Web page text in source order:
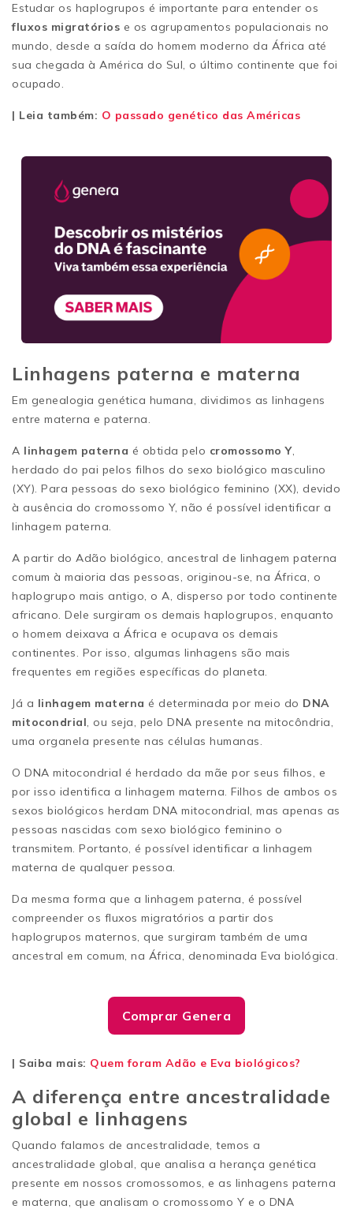
Estudar os haplogrupos é importante para entender os
fluxos migratórios e os agrupamentos populacionais no
mundo, desde a saída do homem moderno da África até
sua chegada à América do Sul, o último continente que foi
ocupado.
| Leia também: O passado genético das Américas
Linhagens paterna e materna
Em genealogia genética humana, dividimos as linhagens
entre materna e paterna.
A linhagem paterna é obtida pelo cromossomo Y,
herdado do pai pelos filhos do sexo biológico masculino
(XY). Para pessoas do sexo biológico feminino (XX), devido
à ausência do cromossomo Y, não é possível identificar a
linhagem paterna.
A partir do Adão biológico, ancestral de linhagem paterna
comum à maioria das pessoas, originou-se, na África, o
haplogrupo mais antigo, o A, disperso por todo continente
africano. Dele surgiram os demais haplogrupos, enquanto
o homem deixava a África e ocupava os demais
continentes. Por isso, algumas linhagens são mais
frequentes em regiões específicas do planeta.
Já a linhagem materna é determinada por meio do DNA
mitocondrial, ou seja, pelo DNA presente na mitocôndria,
uma organela presente nas células humanas.
O DNA mitocondrial é herdado da mãe por seus filhos, e
por isso identifica a linhagem materna. Filhos de ambos os
sexos biológicos herdam DNA mitocondrial, mas apenas as
pessoas nascidas com sexo biológico feminino o
transmitem. Portanto, é possível identificar a linhagem
materna de qualquer pessoa.
Da mesma forma que a linhagem paterna, é possível
compreender os fluxos migratórios a partir dos
haplogrupos maternos, que surgiram também de uma
ancestral em comum, na África, denominada Eva biológica.
Comprar Genera
| Saiba mais: Quem foram Adão e Eva biológicos?
A diferença entre ancestralidade
global e linhagens
Quando falamos de ancestralidade, temos a
ancestralidade global, que analisa a herança genética
presente em nossos cromossomos, e as linhagens paterna
e materna, que analisam o cromossomo Y e o DNA